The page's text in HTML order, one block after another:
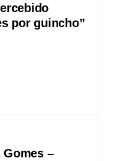
por guincho”
Gomes –